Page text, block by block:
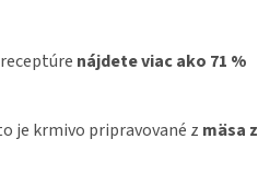
nájdete viac ako 71 %
je krmivo pripravované z mäsa z